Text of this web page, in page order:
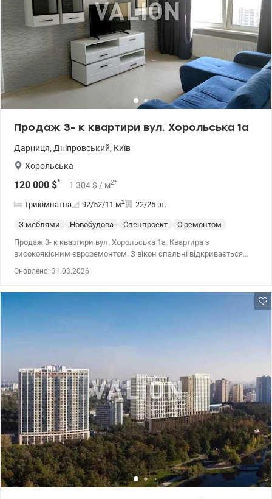
Продаж 3- к квартири вул. Хорольська 1а
Дарниця, Дніпровський, Київ
Хорольська
120 000 $* 1 304 $ / м2*
Трикімнатна 92/52/11 м2 22/25 эт.
З меблями Новобудова Спецпроект
С ремонтом
Продаж 3- к квартири вул. Хорольська 1а. Квартира з
високоякісним євроремонтом. З вікон спальні відкривається
Оновлено: 31.03.2026